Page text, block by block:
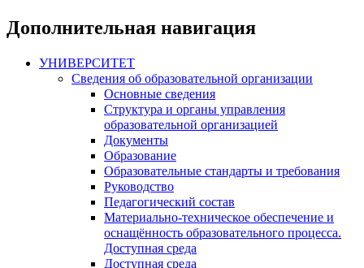
Дополнительная навигация
УНИВЕРСИТЕТ
Сведения об образовательной организации
Основные сведения
Структура и органы управления
образовательной организацией
Документы
Образование
Образовательные стандарты и требования
Руководство
Педагогический состав
Материально-техническое обеспечение и
оснащённость образовательного процесса.
Доступная среда
Доступная среда